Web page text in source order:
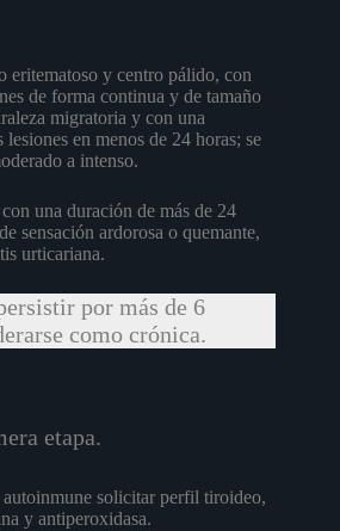
eritematoso y centro pálido, con
de forma continua y de tamaño
migratoria y con una
en menos de 24 horas; se
a intenso.
una duración de más de 24
sensación ardorosa o quemante,
urticariana.
por más de 6
como crónica.
etapa.
solicitar perfil tiroideo,
y antiperoxidasa.